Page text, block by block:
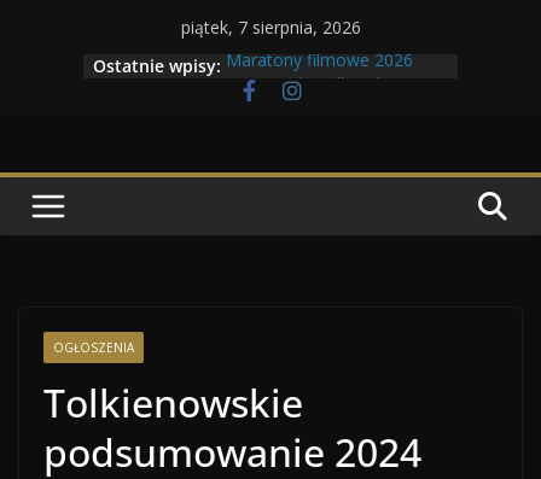
piątek, 7 sierpnia, 2026
Ostatnie wpisy: Maratony filmowe 2026
Geneza Skrzydlatych Bestii
OGŁOSZENIA
Tolkienowskie
podsumowanie 2024